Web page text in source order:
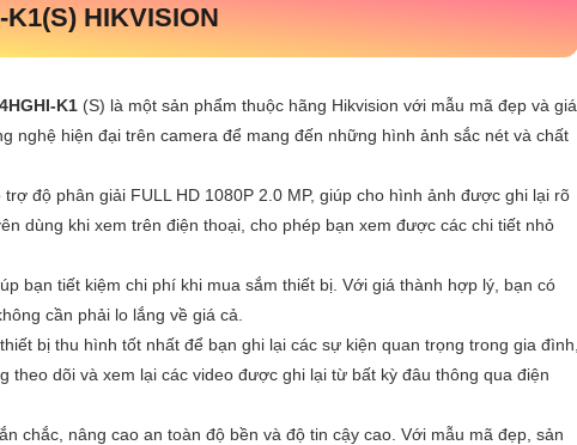
K1(S) HIKVISION
K1 (S) là một sản phẩm thuộc hãng Hikvision với mẫu mã đẹp và giá
nghệ hiện đại trên camera để mang đến những hình ảnh sắc nét và chất
trợ độ phân giải FULL HD 1080P 2.0 MP, giúp cho hình ảnh được ghi lại rõ
dùng khi xem trên điện thoại, cho phép bạn xem được các chi tiết nhỏ
bạn tiết kiệm chi phí khi mua sắm thiết bị. Với giá thành hợp lý, bạn có
cần phải lo lắng về giá cả.
bị thu hình tốt nhất để bạn ghi lại các sự kiện quan trọng trong gia đình,
theo dõi và xem lại các video được ghi lại từ bất kỳ đâu thông qua điện
chắc, nâng cao an toàn độ bền và độ tin cậy cao. Với mẫu mã đẹp, sản